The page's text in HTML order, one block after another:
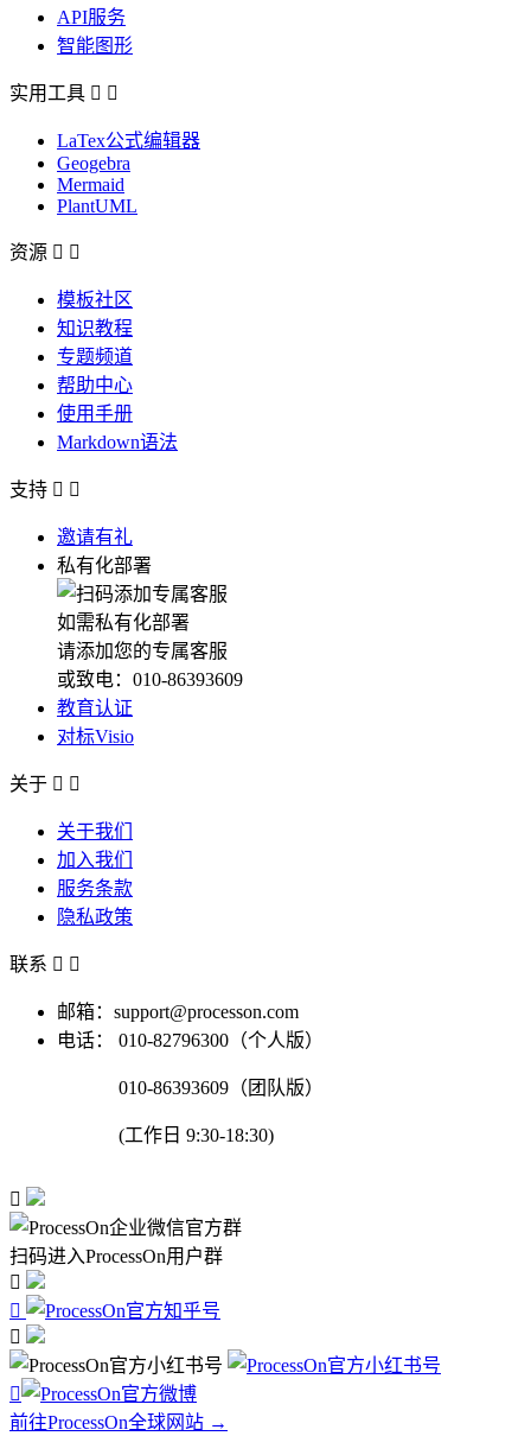
API服务
智能图形
实用工具  
LaTex公式编辑器
Geogebra
Mermaid
PlantUML
资源  
模板社区
知识教程
专题频道
帮助中心
使用手册
Markdown语法
支持  
邀请有礼
私有化部署
如需私有化部署
请添加您的专属客服
或致电：010-86393609
教育认证
对标Visio
关于  
关于我们
加入我们
服务条款
隐私政策
联系  
邮箱：support@processon.com
电话：
010-82796300（个人版）
010-86393609（团队版）
(工作日 9:30-18:30)

扫码进入ProcessOn用户群




前往ProcessOn全球网站 →